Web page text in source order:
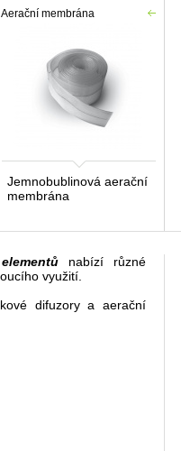
Aerační membrána
Jemnobublinová aerační
membrána
elementů nabízí
různé
využití.
difuzory a
aerační